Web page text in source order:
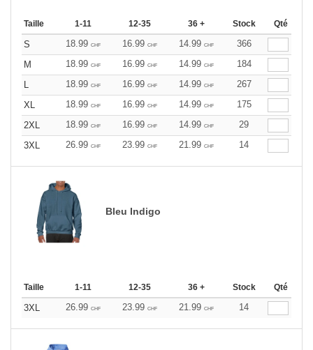
Taille 1-11 12-35 36 + Stock Qté
S 18.99 CHF 16.99 CHF 14.99 CHF
366
M
18.99 CHF 16.99 CHF 14.99 CHF
184
L
18.99 CHF 16.99 CHF 14.99 CHF
267
XL
18.99 CHF 16.99 CHF 14.99 CHF
175
2XL
18.99 CHF 16.99 CHF 14.99 CHF
29
3XL
26.99 CHF 23.99 CHF 21.99 CHF 14
Bleu Indigo
Taille 1-11 12-35 36 + Stock Qté
3XL 26.99 CHF 23.99 CHF 21.99 CHF 14